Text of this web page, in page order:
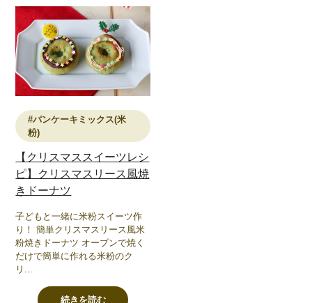
#パンケーキミックス(米
粉)
【クリスマススイーツレシ
ピ】クリスマスリース風焼
きドーナツ
子どもと一緒に米粉スイーツ作
り！ 簡単クリスマスリース風米
粉焼きドーナツ オーブンで焼く
だけで簡単に作れる米粉のク
リ...
続きを読む